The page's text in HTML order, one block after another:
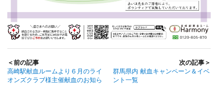
＜前の記事
高崎駅献血ルームより６月のライ
オンズクラブ様主催献血のお知ら
次の記事＞
群馬県内 献血キャンペーン＆イベ
ント一覧